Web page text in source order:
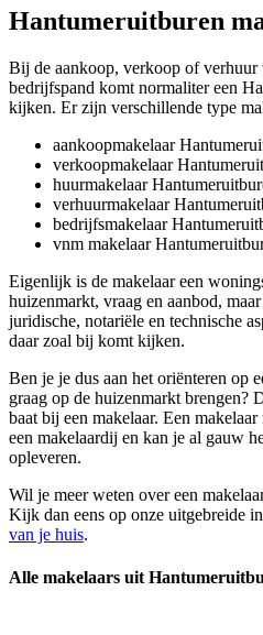
Hantumeruitburen
Bij de aankoop, verkoop of verhuur
bedrijfspand komt normaliter een
kijken. Er zijn verschillende type
aankoopmakelaar
verkoopmakelaar
huurmakelaar
verhuurmakelaar
bedrijfsmakelaar
vnm makelaar
Eigenlijk is de makelaar een
huizenmarkt, vraag en aanbod,
juridische, notariële en technische
daar zoal bij komt kijken.
Ben je je dus aan het oriënteren op
graag op de huizenmarkt brengen?
baat bij een makelaar. Een
een makelaardij en kan je al gauw
opleveren.
Wil je meer weten over een
Kijk dan eens op onze uitgebreide
van je huis.
Alle makelaars uit